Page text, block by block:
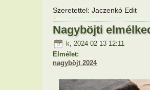
Szeretettel: Jaczenkó Edit
Nagyböjti
k, 2024-02-13 12:11
Elmélet:
nagyböjt 2024